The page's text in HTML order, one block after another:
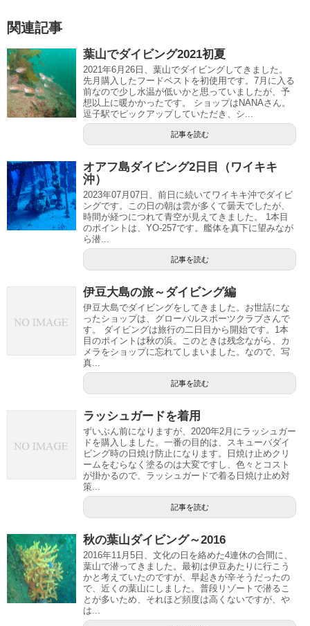
関連記事
葉山でダイビング2021初夏
2021年6月26日、葉山でダイビングしてきました。
先月購入したフードベストを初使用です。7月に入る
前なので少し水温が低いかと思っていましたが、予
想以上に暖かかったです。 ショップはNANAさん。
逗子駅でピックアップしていただき、シ...
記事を読む
オアフ島ダイビング2日目（ワイキキ
沖）
2023年07月07日、前日に続いてワイキキ沖でダイビ
ングです。この日の朝は雲が多くて曇天でしたが、
時間が経つにつれて青空が見えてきました。 1本目
のポイントは、YO-257です。艦体を真下に望みなが
ら潜...
記事を読む
伊豆大島の旅～ダイビング編
伊豆大島でダイビングをしてきました。お世話にな
ったショップは、グローバルスポーツクラブさんで
す。 ダイビングは旅行の二日目から開始です。1本
目のポイントは秋の浜。このときは残念ながら、カ
メラをショップに忘れてしまいました。なので、写
真...
記事を読む
ラッシュガードを着用
ずいぶん前になりますが、2020年2月にラッシュガー
ドを購入しました。一番の目的は、スキューバダイ
ビング時の日焼け防止になります。日焼け止めクリ
ームをむらなく塗るのは大変ですし、色々とコスト
が掛かるので、ラッシュガードで着る日焼け止め対
策...
記事を読む
秋の葉山ダイビング～2016
2016年11月5日、文化の日を絡めた4連休の合間に、
葉山で潜ってきました。最初は伊豆あたりに行こう
かと考えていたのですが、早起きが辛そうだったの
で、近くの葉山にしました。普段リゾートで潜るこ
とが多いため、それほど頻度は高くないですが、や
は...